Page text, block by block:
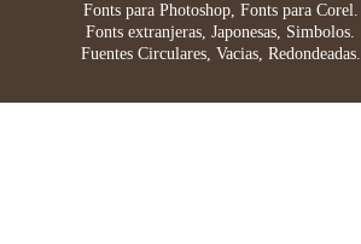
Fonts para Photoshop, Fonts para Corel.
Fonts extranjeras, Japonesas, Simbolos.
Fuentes Circulares, Vacias, Redondeadas.